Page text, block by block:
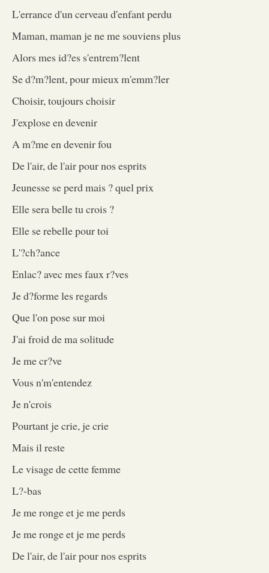
L'errance d'un cerveau d'enfant perdu
Maman, maman je ne me souviens plus
Alors mes id?es s'entrem?lent
Se d?m?lent, pour mieux m'emm?ler
Choisir, toujours choisir
J'explose en devenir
A m?me en devenir fou
De l'air, de l'air pour nos esprits
Jeunesse se perd mais ? quel prix
Elle sera belle tu crois ?
Elle se rebelle pour toi
L'?ch?ance
Enlac? avec mes faux r?ves
Je d?forme les regards
Que l'on pose sur moi
J'ai froid de ma solitude
Je me cr?ve
Vous n'm'entendez
Je n'crois
Pourtant je crie, je crie
Mais il reste
Le visage de cette femme
L?-bas
Je me ronge et je me perds
Je me ronge et je me perds
De l'air, de l'air pour nos esprits